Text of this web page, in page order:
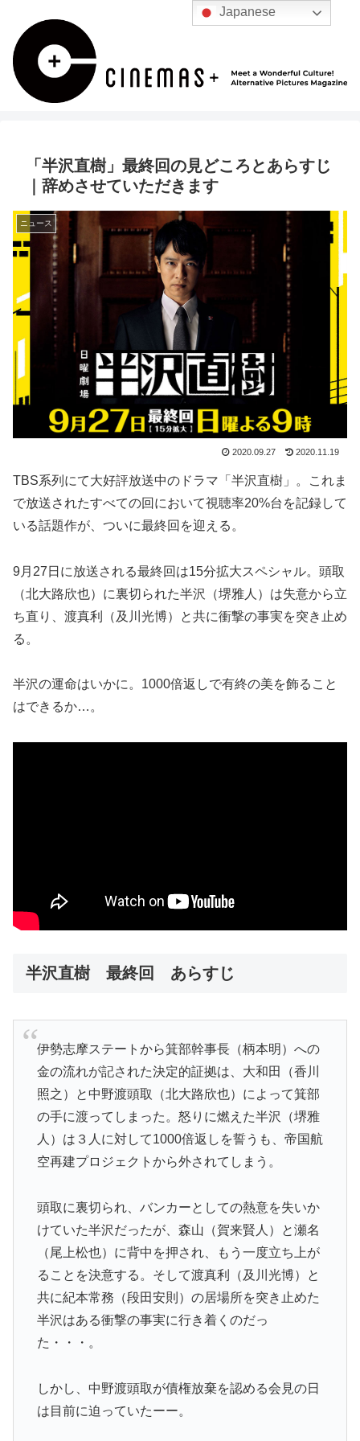
「半沢直樹」最終回の見どころとあらすじ
｜辞めさせていただきます
ニュース
2020.09.27 2020.11.19
TBS系列にて大好評放送中のドラマ「半沢直樹」。これま
で放送されたすべての回において視聴率20%台を記録して
いる話題作が、ついに最終回を迎える。
9月27日に放送される最終回は15分拡大スペシャル。頭取
（北大路欣也）に裏切られた半沢（堺雅人）は失意から立
ち直り、渡真利（及川光博）と共に衝撃の事実を突き止め
る。
半沢の運命はいかに。1000倍返しで有終の美を飾ること
はできるか…。
半沢直樹 最終回 あらすじ
伊勢志摩ステートから箕部幹事長（柄本明）への
金の流れが記された決定的証拠は、大和田（香川
照之）と中野渡頭取（北大路欣也）によって箕部
の手に渡ってしまった。怒りに燃えた半沢（堺雅
人）は３人に対して1000倍返しを誓うも、帝国航
空再建プロジェクトから外されてしまう。
頭取に裏切られ、バンカーとしての熱意を失いか
けていた半沢だったが、森山（賀来賢人）と瀬名
（尾上松也）に背中を押され、もう一度立ち上が
ることを決意する。そして渡真利（及川光博）と
共に紀本常務（段田安則）の居場所を突き止めた
半沢はある衝撃の事実に行き着くのだっ
た・・・。
しかし、中野渡頭取が債権放棄を認める会見の日
は目前に迫っていたーー。
Japanese